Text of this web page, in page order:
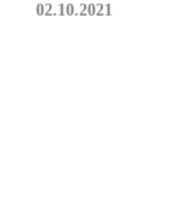
02.10.2021